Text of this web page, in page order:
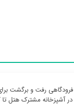
رفت و برگشت
آشپزخانه مشترک هتل تا